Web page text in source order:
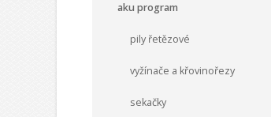
aku program
pily řetězové
vyžínače a křovinořezy
sekačky